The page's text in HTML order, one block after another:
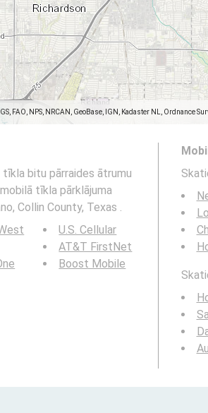
FAO, NPS, NRCAN, GeoBase, IGN, Kadaster NL,
bitu pārraides ātrumu
tīkla pārklājuma
Collin County, Texas .
U.S. Cellular
AT&T FirstNet
Boost Mobile